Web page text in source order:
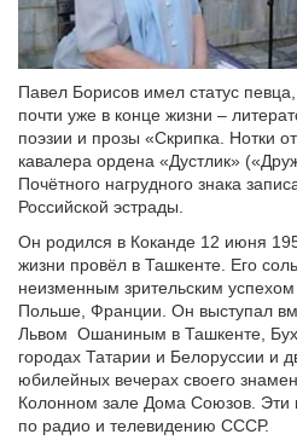
Павел Борисов имел статус
почти уже в конце жизни –
поэзии и прозы «Скрипка. Нотки
кавалера ордена «Дустлик»
Почётного нагрудного знака
Российской эстрады.
Он родился в Коканде 12 июня
жизни провёл в Ташкенте. Его
неизменным зрительским
Польше, Франции. Он выступал
Львом Ошаниным в Ташкенте,
городах Татарии и Белоруссии и
юбилейных вечерах своего
Колонном зале Дома Союзов. Эти
по радио и телевидению СССР.